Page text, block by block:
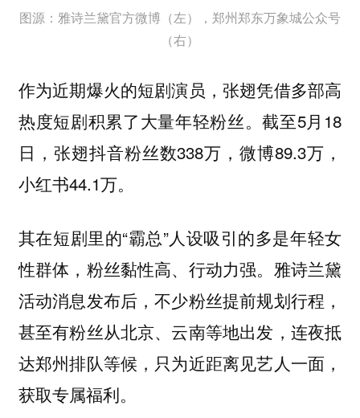
图源：雅诗兰黛官方微博（左），郑州郑东万象城公众号
（右）
作为近期爆火的短剧演员，张翅凭借多部高
热度短剧积累了大量年轻粉丝。截至5月18
日，张翅抖音粉丝数338万，微博89.3万，
小红书44.1万。
其在短剧里的“霸总”人设吸引的多是年轻女
性群体，粉丝黏性高、行动力强。雅诗兰黛
活动消息发布后，不少粉丝提前规划行程，
甚至有粉丝从北京、云南等地出发，连夜抵
达郑州排队等候，只为近距离见艺人一面，
获取专属福利。